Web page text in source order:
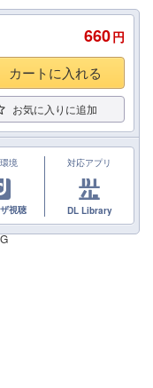
660円
カートに入れる
お気に入りに追加
境
視聴
対応アプリ
DL Library